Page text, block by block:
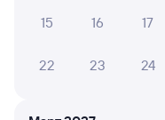
373С Проходящий
22:18
15 16 17
22 23 24